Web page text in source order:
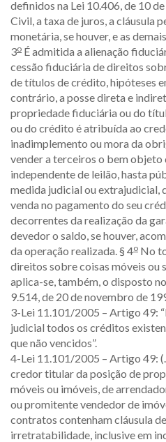
definidos na Lei 10.406, de 10
Civil, a taxa de juros, a cláusula
monetária, se houver, e as
3o É admitida a alienação
cessão fiduciária de direitos
de títulos de crédito, hipóteses
contrário, a posse direta e
propriedade fiduciária ou do
ou do crédito é atribuída ao
inadimplemento ou mora da
vender a terceiros o bem
independente de leilão, hasta
medida judicial ou extrajudicial,
venda no pagamento do seu
decorrentes da realização da
devedor o saldo, se houver,
da operação realizada. § 4o No
direitos sobre coisas móveis ou
aplica-se, também, o disposto
9.514, de 20 de novembro de
3-Lei 11.101/2005 – Artigo 49:
judicial todos os créditos
que não vencidos”.
4-Lei 11.101/2005 – Artigo 49:
credor titular da posição de
móveis ou imóveis, de
ou promitente vendedor de
contratos contenham cláusula
irretratabilidade, inclusive em